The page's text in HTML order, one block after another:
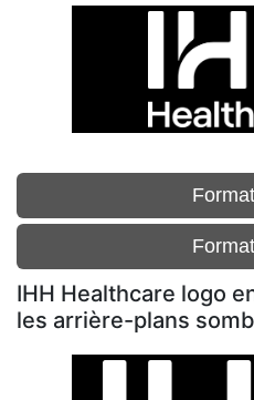
IHH Healthcare logo
les arrière-plans